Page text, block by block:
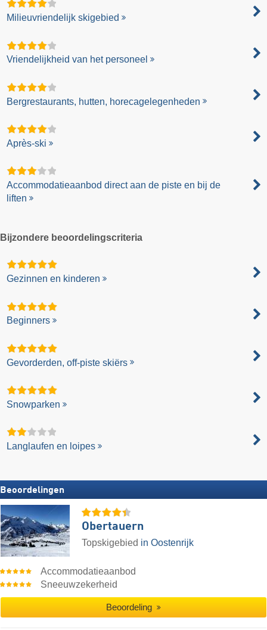
Milieuvriendelijk skigebied
Vriendelijkheid van het personeel
Bergrestaurants, hutten, horecagelegenheden
Après-ski
Accommodatieaanbod direct aan de piste en bij de
liften
Bijzondere beoordelingscriteria
Gezinnen en kinderen
Beginners
Gevorderden, off-piste skiërs
Snowparken
Langlaufen en loipes
Beoordelingen
Obertauern
Topskigebied in Oostenrijk
Accommodatieaanbod
Sneeuwzekerheid
Beoordeling